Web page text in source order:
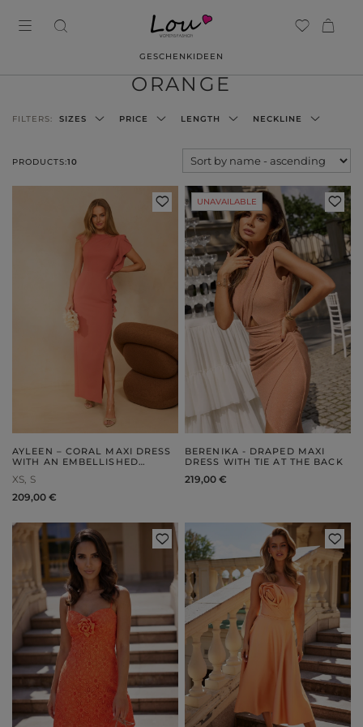
GESCHENKIDEEN
ORANGE
PRODUCTS:10
FILTERS: SIZES PRICE LENGTH NECKLINE
AYLEEN – CORAL MAXI DRESS
WITH AN EMBELLISHED
XS S
209,00 €
UNAVAILABLE
BERENIKA - DRAPED MAXI
DRESS WITH TIE AT THE BACK
219,00 €